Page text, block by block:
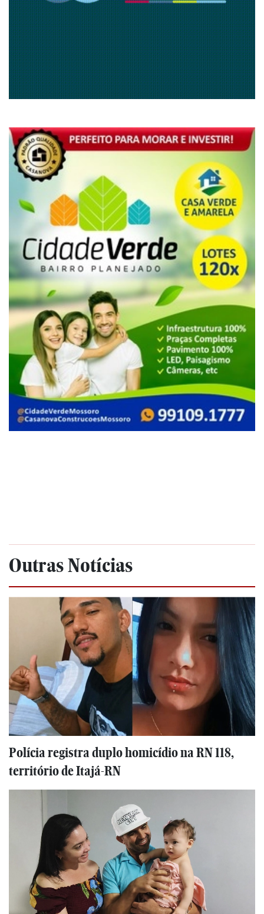
Outras Notícias
Polícia registra duplo homicídio na RN 118,
território de Itajá-RN